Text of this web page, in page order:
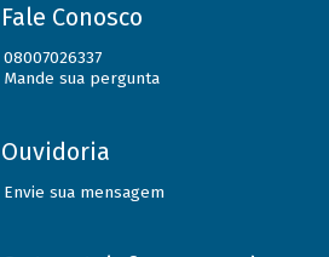
Fale Conosco
08007026337
Mande sua pergunta
Ouvidoria
Envie sua mensagem